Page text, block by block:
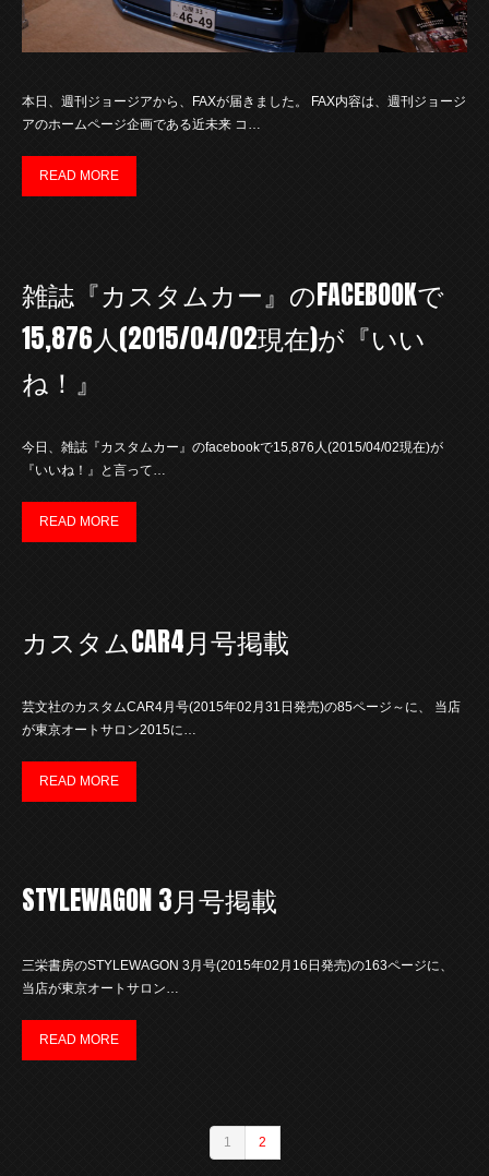
本日、週刊ジョージアから、FAXが届きました。 FAX内容は、週刊ジョージ
アのホームページ企画である近未来 コ…
READ MORE
雑誌『カスタムカー』のFACEBOOKで
15,876人(2015/04/02現在)が『いい
ね！』
今日、雑誌『カスタムカー』のfacebookで15,876人(2015/04/02現在)が
『いいね！』と言って…
READ MORE
カスタムCAR4月号掲載
芸文社のカスタムCAR4月号(2015年02月31日発売)の85ページ～に、 当店
が東京オートサロン2015に…
READ MORE
STYLEWAGON 3月号掲載
三栄書房のSTYLEWAGON 3月号(2015年02月16日発売)の163ページに、
当店が東京オートサロン…
READ MORE
1 2